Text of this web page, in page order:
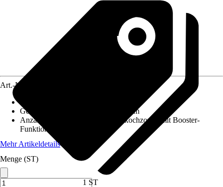
Art.-Nr.
Gerätemaß (BxT)
290 mm x 520 mm
Anzahl Kochzonen
2 Induktionskochzonen mit Booster-
Funktion
Mehr Artikeldetails
Menge (ST)
1 ST